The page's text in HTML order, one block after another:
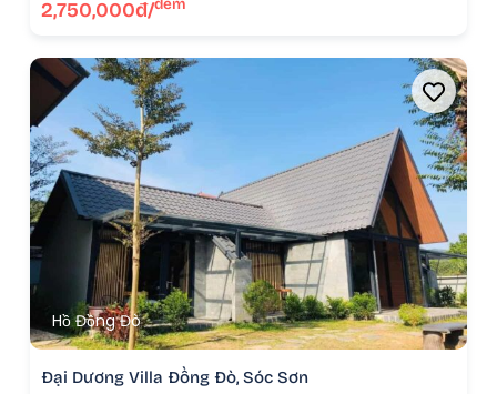
2,750,000đ/đêm
Hồ Đồng Đò
Đại Dương Villa Đồng Đò, Sóc Sơn